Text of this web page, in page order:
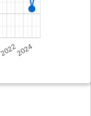
20222024